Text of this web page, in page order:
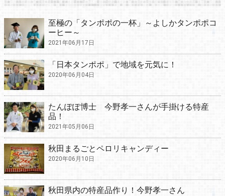
至極の「タンポポの一杯」～よしかタンポポコ
ーヒー～
2021年06月17日
「日本タンポポ」で地域を元気に！
2020年06月04日
たんぽぽ博士 今野孝一さんが手掛ける特産
品！
2021年05月06日
秋田まるごとペロリキャンディー
2020年06月10日
秋田県内の特産品作り！今野孝一さん